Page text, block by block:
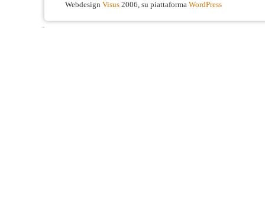
Webdesign Visus 2006, su piattaforma WordPress